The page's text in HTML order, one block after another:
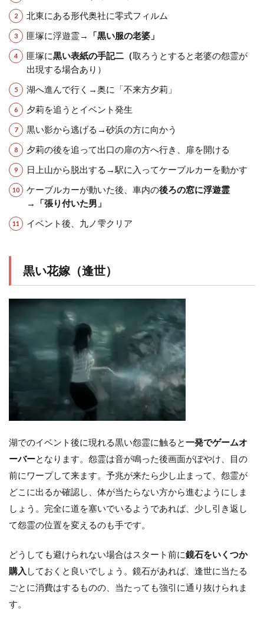
北東にある形代奥社に零式フィルム
匪塚に浮遊霊→
「黒い服の老婆」
匪塚に黒い表紙の手記二（取ろうとすると老婆の怨霊が
出現する場合あり）
湖へ進んで行く→奥に「不来方夕莉」
夕莉を追うとイベント発生
黒い影から逃げる→砂浜の方に向かう
夕莉の後を追って出口の扉の方へ行き、扉を開ける
日上山から脱出する→駅に入ってケーブルカーを動かす
ケーブルカーが動いた後、車内の後ろの窓に浮遊霊
→「張り付いた男」
イベント後、九ノ雫クリア
黒い花嫁（逢世）
湖でのイベント後に現れる黒い怨霊に触ると一発でゲームオ
ーバーとなります。怨霊は音が鳴った後画面がぼやけ、目の
前にワープして来ます。予兆が来たら少し止まって、怨霊が
どこに出るか確認し、体が当たらない方から進むようにしま
しょう。完全に道を塞いでいるようであれば、少し引き返し
て怨霊の位置を変えるのも手です。
どうしても避けられない場合はスタート前に鏡石をいくつか
購入 しておくと良いでしょう。鏡石があれば、逢世に当たる
ごとに消費はするものの、当たっても強引に通り抜けられま
す。